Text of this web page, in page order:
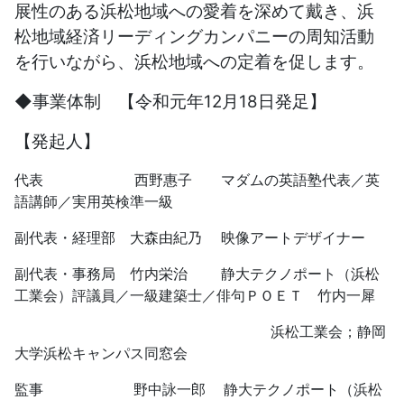
展性のある浜松地域への愛着を深めて戴き、浜
松地域経済リーディングカンパニーの周知活動
を行いながら、浜松地域への定着を促します。
◆事業体制 【令和元年12月18日発足】
【発起人】
代表 西野惠子 マダムの英語塾代表／英
語講師／実用英検準一級
副代表・経理部 大森由紀乃 映像アートデザイナー
副代表・事務局 竹内栄治 静大テクノポート（浜松
工業会）評議員／一級建築士／俳句ＰＯＥＴ 竹内一犀
浜松工業会；静岡
大学浜松キャンパス同窓会
監事 野中詠一郎 静大テクノポート（浜松